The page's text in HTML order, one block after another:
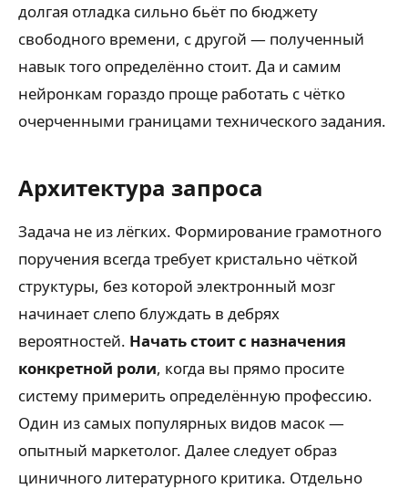
долгая отладка сильно бьёт по бюджету
свободного времени, с другой — полученный
навык того определённо стоит. Да и самим
нейронкам гораздо проще работать с чётко
очерченными границами технического задания.
Архитектура запроса
Задача не из лёгких. Формирование грамотного
поручения всегда требует кристально чёткой
структуры, без которой электронный мозг
начинает слепо блуждать в дебрях
вероятностей. Начать стоит с назначения
конкретной роли, когда вы прямо просите
систему примерить определённую профессию.
Один из самых популярных видов масок —
опытный маркетолог. Далее следует образ
циничного литературного критика. Отдельно